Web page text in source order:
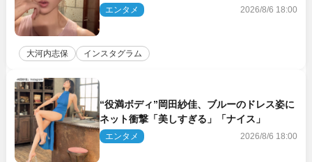
「うっとり」
エンタメ 2026/8/6 18:00
大河内志保 インスタグラム
“役満ボディ”岡田紗佳、ブルーのドレス姿に
ネット衝撃「美しすぎる」「ナイス」
エンタメ 2026/8/6 18:00